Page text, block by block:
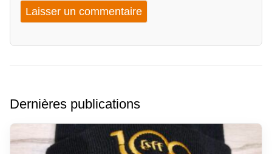
Dernières publications